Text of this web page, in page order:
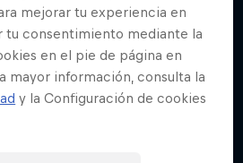
mejorar tu experiencia en
tu consentimiento mediante la
en el pie de página en
mayor información, consulta la
y la Configuración de cookies